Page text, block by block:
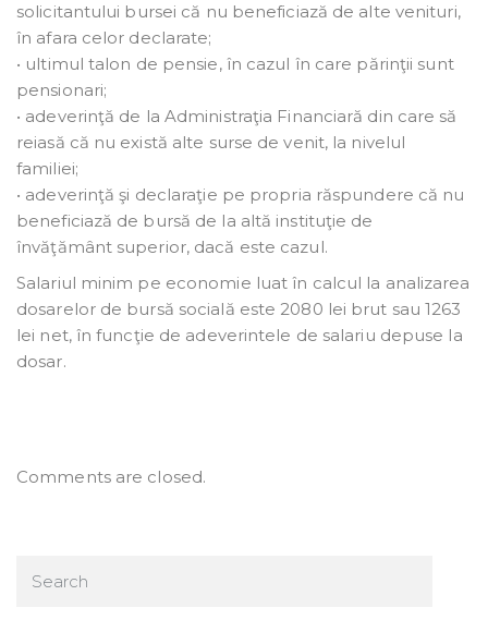
solicitantului bursei că nu beneficiază de alte venituri,
în afara celor declarate;
• ultimul talon de pensie, în cazul în care părinţii sunt
pensionari;
• adeverinţă de la Administraţia Financiară din care să
reiasă că nu există alte surse de venit, la nivelul
familiei;
• adeverinţă şi declaraţie pe propria răspundere că nu
beneficiază de bursă de la altă instituţie de
învăţământ superior, dacă este cazul.
Salariul minim pe economie luat în calcul la analizarea
dosarelor de bursă socială este 2080 lei brut sau 1263
lei net, în funcţie de adeverintele de salariu depuse la
dosar.
Comments are closed.